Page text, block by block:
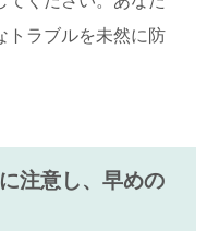
トラブルを未然に防
注意し、早めの